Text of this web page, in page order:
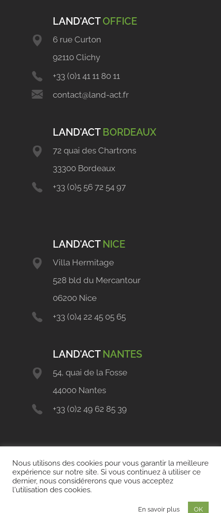
LAND'ACTOFFICE
6 rue Curton
92110 Clichy
+33 (0)1 41 11 80 11
contact@land-act.fr
LAND'ACT BORDEAUX
72 quai des Chartrons
33300 Bordeaux
+33 (0)5 56 72 54 97
LAND'ACT NICE
Villa Hermitage
528 bld du Mercantour
06200 Nice
+33 (0)4 22 45 05 65
LAND'ACT NANTES
54, quai de la Fosse
44000 Nantes
+33 (0)2 49 62 85 39
Copyright 2021 © Land'Act
Nous utilisons des cookies pour vous garantir la meilleure
expérience sur notre site. Si vous continuez à utiliser ce
dernier, nous considérerons que vous acceptez
l'utilisation des cookies.
En savoir plus OK